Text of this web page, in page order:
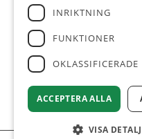
INRIKTNING
FUNKTIONER
OKLASSIFICERADE
ACCEPTERA ALLA
VISA